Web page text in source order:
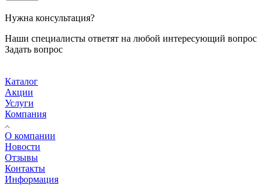
Нужна консультация?
Наши специалисты ответят на любой интересующий вопрос
Задать вопрос
Каталог
Акции
Услуги
Компания
О компании
Новости
Отзывы
Контакты
Информация